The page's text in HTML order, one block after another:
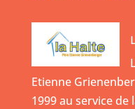
Etienne
1999 au service